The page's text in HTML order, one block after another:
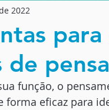
de
2022
função, o
eficaz para